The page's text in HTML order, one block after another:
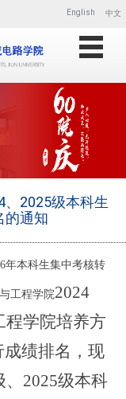
English 中文
2025级本科生
的通知
年本科生集中考核转
工程学院2024
程学院培养方
绩排名，现
、 2025级本科